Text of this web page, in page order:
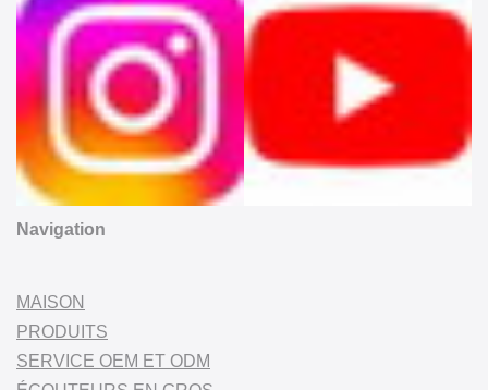
Navigation
MAISON
PRODUITS
SERVICE OEM ET ODM